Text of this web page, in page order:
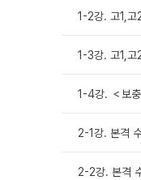
1-2강. 고1,고
1-3강. 고1,고
1-4강. ＜보
2-1강. 본격
2-2강. 본격